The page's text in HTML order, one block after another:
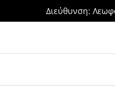
Διεύθυνση: